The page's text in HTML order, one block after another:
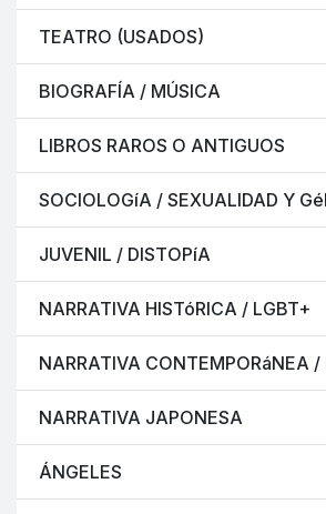
TEATRO (USADOS)
BIOGRAFÍA / MÚSICA
LIBROS RAROS O ANTIGUOS
SOCIOLOGíA / SEXUALIDAD Y
JUVENIL / DISTOPíA
NARRATIVA HISTóRICA / LGBT+
NARRATIVA CONTEMPORáNEA /
NARRATIVA JAPONESA
ÁNGELES